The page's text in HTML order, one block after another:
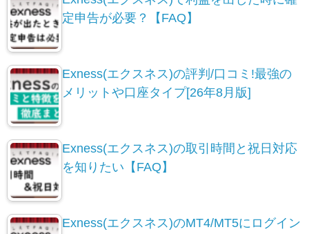
定申告が必要？【FAQ】
Exness(エクスネス)の評判/口コミ!最強の
メリットや口座タイプ[26年8月版]
Exness(エクスネス)の取引時間と祝日対応
を知りたい【FAQ】
Exness(エクスネス)のMT4/MT5にログイン